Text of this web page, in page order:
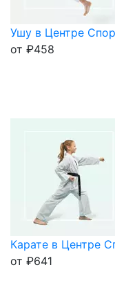
Ушу в Центре
от ₽458
Карате в Центре
от ₽641